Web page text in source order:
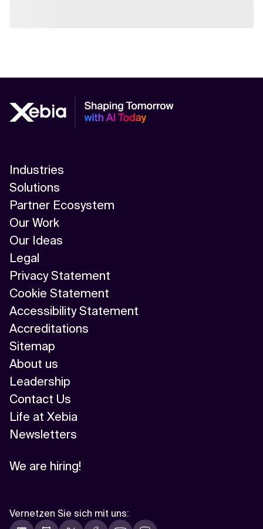
Industries
Solutions
Partner Ecosystem
Our Work
Our Ideas
Legal
Privacy Statement
Cookie Statement
Accessibility Statement
Accreditations
Sitemap
About us
Leadership
Contact Us
Life at Xebia
Newsletters
We are hiring!
Vernetzen Sie sich mit uns: